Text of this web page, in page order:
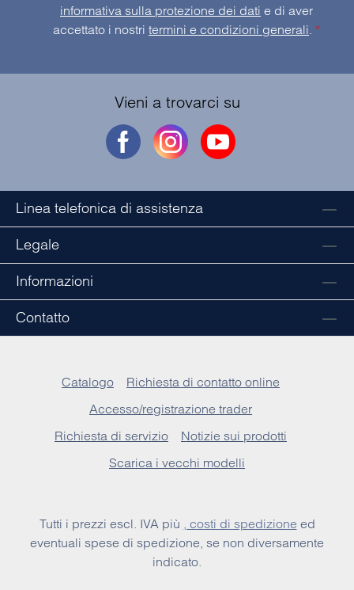
informativa sulla protezione dei dati e di aver
accettato i nostri termini e condizioni generali. *
Vieni a trovarci su
Linea telefonica di assistenza
Legale
Informazioni
Contatto
Catalogo
Richiesta di contatto online
Accesso/registrazione trader
Richiesta di servizio
Notizie sui prodotti
Scarica i vecchi modelli
Tutti i prezzi escl. IVA più , costi di spedizione ed
eventuali spese di spedizione, se non diversamente
indicato.